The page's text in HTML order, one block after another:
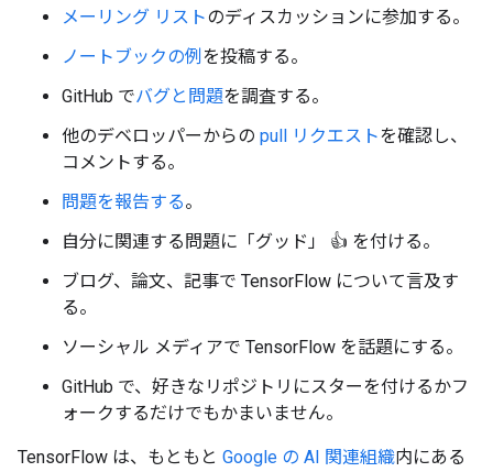
メーリング リストのディスカッションに参加する。
ノートブックの例 を投稿する。
GitHub でバグと問題を調査する。
他のデベロッパーからの pull リクエストを確認し、
コメントする。
問題を報告する。
自分に関連する問題に「グッド」 👍 を付ける。
ブログ、論文、記事で TensorFlow について言及す
る。
ソーシャル メディアで TensorFlow を話題にする。
GitHub で、好きなリポジトリにスターを付けるかフ
ォークするだけでもかまいません。
TensorFlow は、もともと Google の AI 関連組織内にある